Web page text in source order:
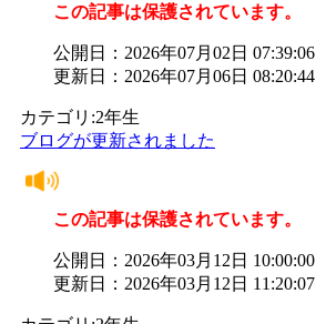
この記事は保護されています。
公開日：2026年07月02日 07:39:06
更新日：2026年07月06日 08:20:44
カテゴリ:2年生
ブログが更新されました
この記事は保護されています。
公開日：2026年03月12日 10:00:00
更新日：2026年03月12日 11:20:07